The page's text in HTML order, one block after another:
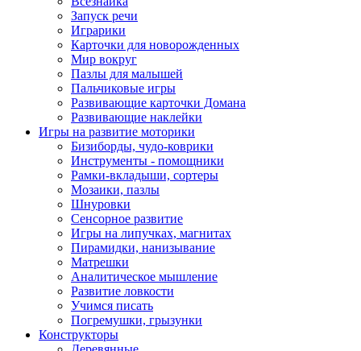
Запуск речи
Играрики
Карточки для новорожденных
Мир вокруг
Пазлы для малышей
Пальчиковые игры
Развивающие карточки Домана
Развивающие наклейки
Игры на развитие моторики
Бизиборды, чудо-коврики
Инструменты - помощники
Рамки-вкладыши, сортеры
Мозаики, пазлы
Шнуровки
Сенсорное развитие
Игры на липучках, магнитах
Пирамидки, нанизывание
Матрешки
Аналитическое мышление
Развитие ловкости
Учимся писать
Погремушки, грызунки
Конструкторы